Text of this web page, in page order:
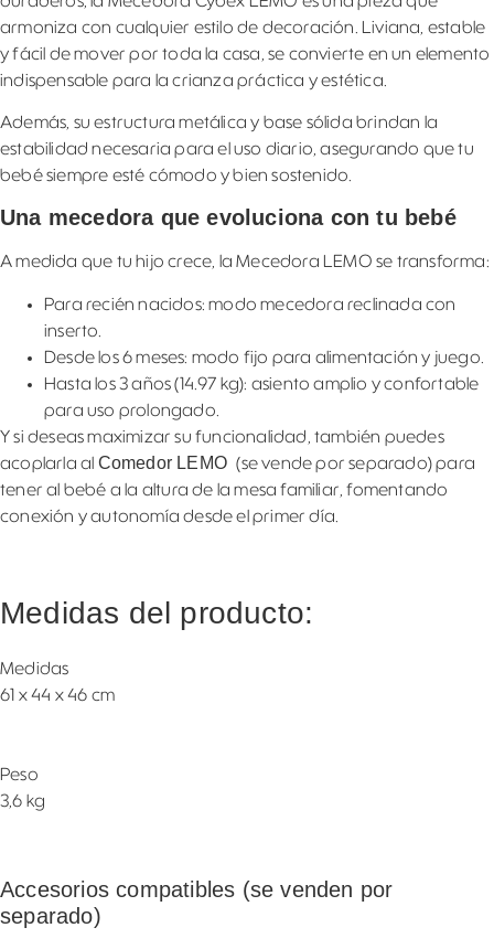
armoniza con cualquier estilo de decoración. Liviana, estable
y fácil de mover por toda la casa, se convierte en un elemento
indispensable para la crianza práctica y estética.
Además, su estructura metálica y base sólida brindan la
estabilidad necesaria para el uso diario, asegurando que tu
bebé siempre esté cómodo y bien sostenido.
Una mecedora que evoluciona con tu bebé
A medida que tu hijo crece, la Mecedora LEMO se transforma:
Para recién nacidos: modo mecedora reclinada con
inserto.
Desde los 6 meses: modo fijo para alimentación y juego.
Hasta los 3 años (14.97 kg): asiento amplio y confortable
para uso prolongado.
Y si deseas maximizar su funcionalidad, también puedes
acoplarla al Comedor LEMO (se vende por separado) para
tener al bebé a la altura de la mesa familiar, fomentando
conexión y autonomía desde el primer día.
Medidas del producto:
Medidas
61 x 44 x 46 cm
Peso
3,6 kg
Accesorios compatibles (se venden por
separado)